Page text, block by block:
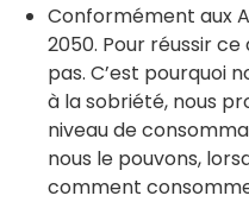
Conformément aux
2050. Pour réussir
pas. C’est pourquoi
à la sobriété, nous
niveau de
nous le pouvons,
comment